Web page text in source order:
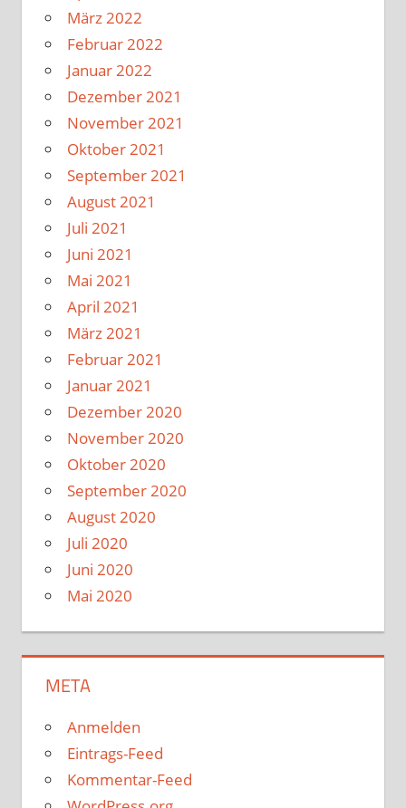
März 2022
Februar 2022
Januar 2022
Dezember 2021
November 2021
Oktober 2021
September 2021
August 2021
Juli 2021
Juni 2021
Mai 2021
April 2021
März 2021
Februar 2021
Januar 2021
Dezember 2020
November 2020
Oktober 2020
September 2020
August 2020
Juli 2020
Juni 2020
Mai 2020
META
Anmelden
Eintrags-Feed
Kommentar-Feed